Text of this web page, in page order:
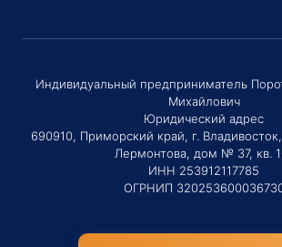
Индивидуальный предприниматель
Михайлович
Юридический адрес
690910, Приморский край, г.
Лермонтова, дом № 37, кв.
ИНН 253912117785
ОГРНИП